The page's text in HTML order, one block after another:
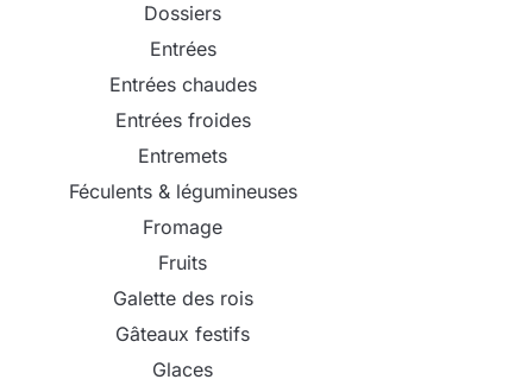
Dossiers
Entrées
Entrées chaudes
Entrées froides
Entremets
Féculents & légumineuses
Fromage
Fruits
Galette des rois
Gâteaux festifs
Glaces